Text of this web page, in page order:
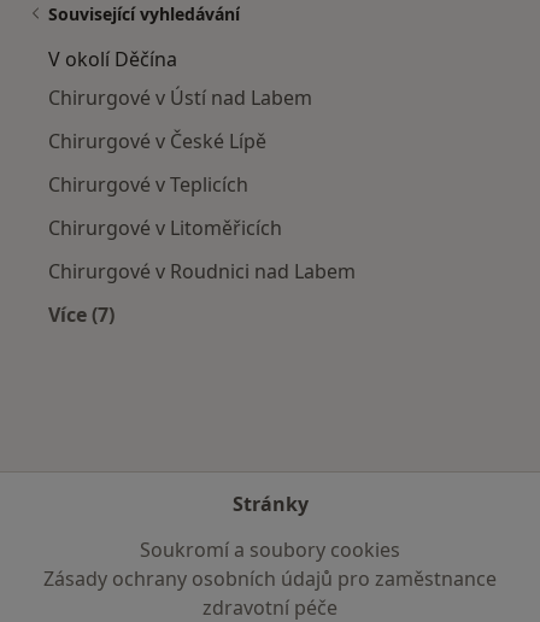
Související vyhledávání
V okolí Děčína
Chirurgové v Ústí nad Labem
Chirurgové v České Lípě
Chirurgové v Teplicích
Chirurgové v Litoměřicích
Chirurgové v Roudnici nad Labem
Více (7)
Stránky
Soukromí a soubory cookies
Zásady ochrany osobních údajů pro zaměstnance
zdravotní péče